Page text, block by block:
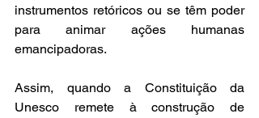
instrumentos retóricos ou se têm poder
para animar ações humanas
emancipadoras.
Assim, quando a Constituição da
Unesco remete à construção de